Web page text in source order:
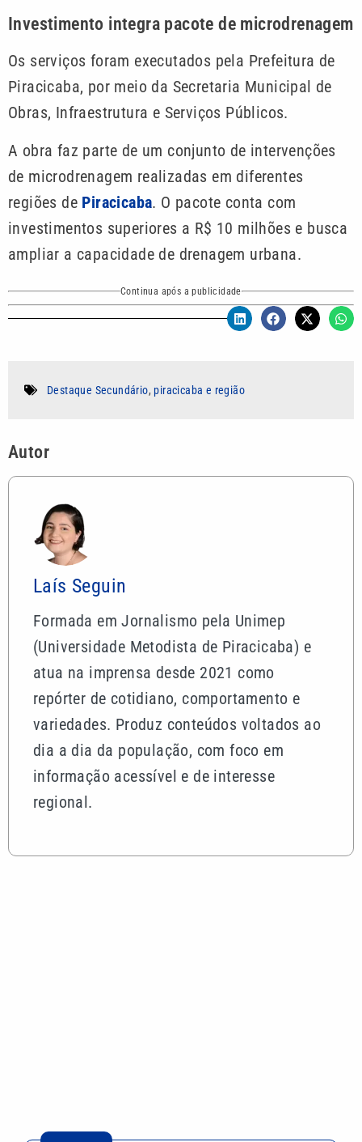
Investimento integra pacote de microdrenagem
Os serviços foram executados pela Prefeitura de
Piracicaba, por meio da Secretaria Municipal de
Obras, Infraestrutura e Serviços Públicos.
A obra faz parte de um conjunto de intervenções
de microdrenagem realizadas em diferentes
regiões de Piracicaba. O pacote conta com
investimentos superiores a R$ 10 milhões e busca
ampliar a capacidade de drenagem urbana.
Continua após a publicidade
Destaque Secundário, piracicaba e região
Autor
Laís Seguin
Formada em Jornalismo pela Unimep
(Universidade Metodista de Piracicaba) e
atua na imprensa desde 2021 como
repórter de cotidiano, comportamento e
variedades. Produz conteúdos voltados ao
dia a dia da população, com foco em
informação acessível e de interesse
regional.
projeto que garante empregos